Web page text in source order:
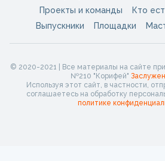
Проекты и команды
Кто
Выпускники
Площадки
© 2020-2021 | Все материалы на сайте
№210 "Корифей"
Используя этот сайт, в частности,
соглашаетесь на обработку
политике